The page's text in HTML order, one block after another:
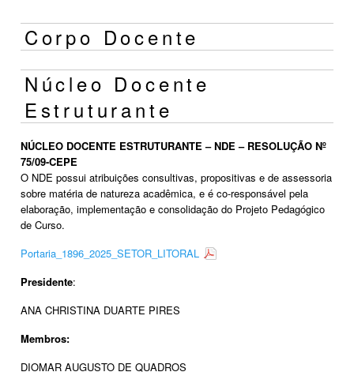
Corpo Docente
Núcleo Docente
Estruturante
NÚCLEO DOCENTE ESTRUTURANTE – NDE – RESOLUÇÃO Nº
75/09-CEPE
O NDE possui atribuições consultivas, propositivas e de assessoria
sobre matéria de natureza acadêmica, e é co-responsável pela
elaboração, implementação e consolidação do Projeto Pedagógico
de Curso.
Portaria_1896_2025_SETOR_LITORAL
Presidente:
ANA CHRISTINA DUARTE PIRES
Membros:
DIOMAR AUGUSTO DE QUADROS